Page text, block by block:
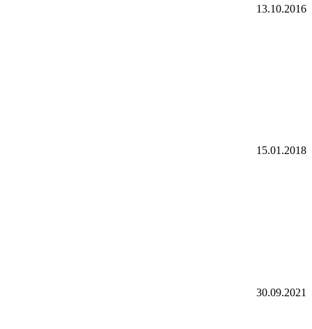
13.10.2016
15.01.2018
30.09.2021